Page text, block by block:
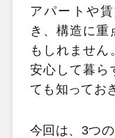
アパートや
き、構造に
もしれません
安心して暮ら
ても知ってお
今回は、3つ